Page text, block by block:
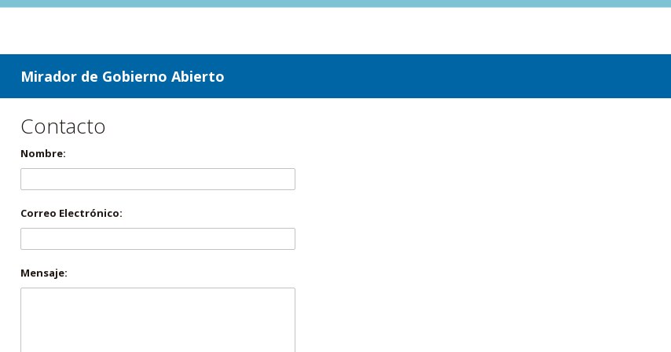
ir a contenido
ir al menú
Mirador de Gobierno Abierto
Contacto
Nombre:
Correo Electrónico:
Mensaje: